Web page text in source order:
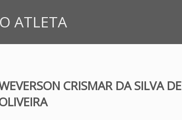
ATLETA
CRISMAR DA SILVA DE